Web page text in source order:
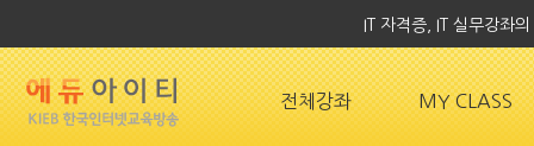
IT 자격증, IT 실무강좌
전체강좌 MY CLASS